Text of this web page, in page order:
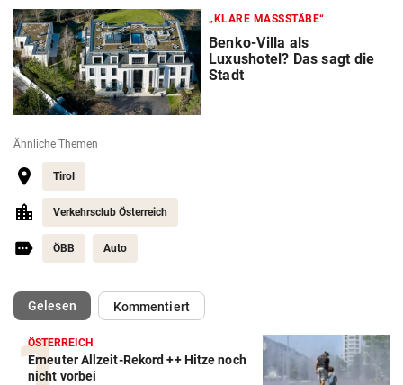
„KLARE MASSSTÄBE“
Benko-Villa als
Luxushotel? Das sagt die
Stadt
Ähnliche Themen
Tirol
Verkehrsclub Österreich
ÖBB Auto
Gelesen(ausgewählt)Kommentiert
ÖSTERREICH
Erneuter Allzeit-Rekord ++ Hitze noch
nicht vorbei